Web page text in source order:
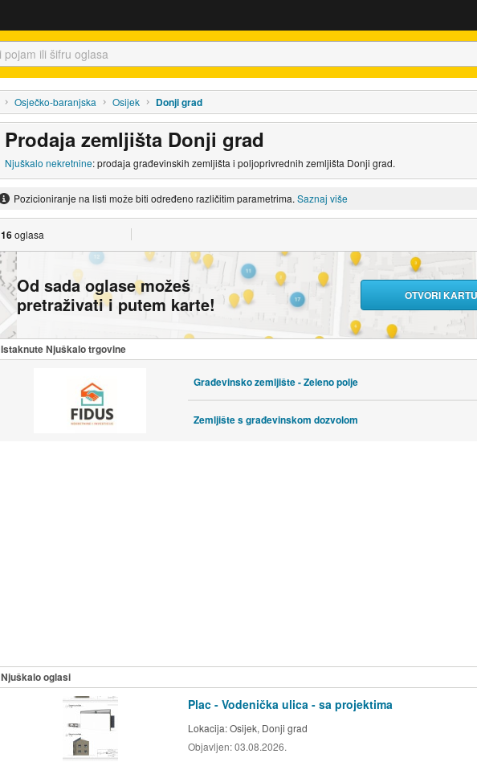
Osječko-baranjska Osijek Donji grad
Prodaja zemljišta Donji grad
Njuškalo nekretnine: prodaja građevinskih zemljišta i poljoprivrednih zemljišta Donji grad.
Pozicioniranje na listi može biti određeno različitim parametrima. Saznaj više
16oglasa
Od sada oglase možeš
pretraživati i putem karte!
OTVORI KARTU
Istaknute Njuškalo trgovine
Građevinsko zemljište - Zeleno polje
Zemljište s građevinskom dozvolom
Njuškalo oglasi
Plac - Vodenička ulica - sa projektima
Lokacija:Osijek, Donji grad
Objavljen:03.08.2026.